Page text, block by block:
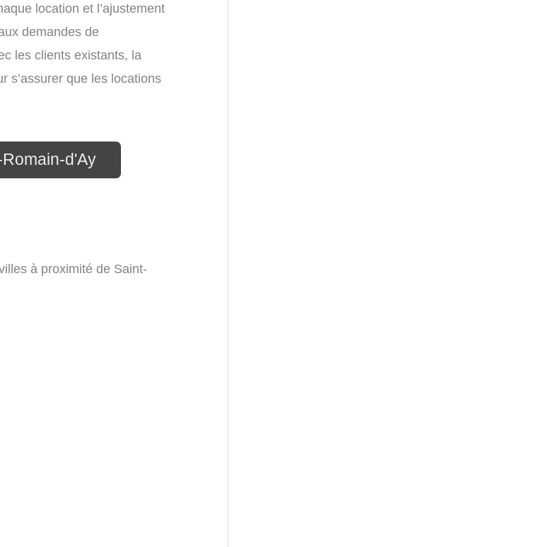
location et l’ajustement
demandes de
les clients existants, la
s’assurer que les locations
d'Ay
à proximité de Saint-